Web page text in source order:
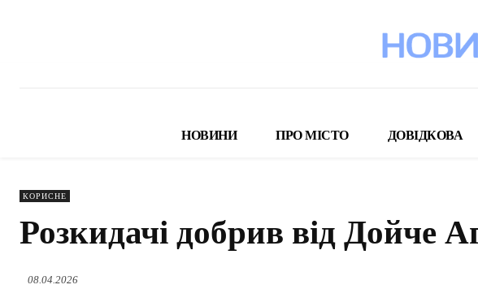
НОВИНИ ПРО МІСТО ДОВІДКОВА
КОРИСНЕ
Розкидачі добрив від Дойче
08.04.2026